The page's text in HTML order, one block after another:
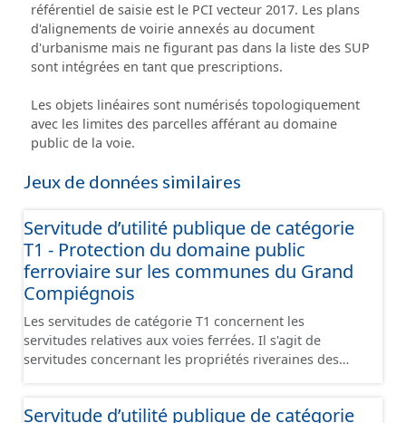
référentiel de saisie est le PCI vecteur 2017. Les plans
d'alignements de voirie annexés au document
d'urbanisme mais ne figurant pas dans la liste des SUP
sont intégrées en tant que prescriptions.
Les objets linéaires sont numérisés topologiquement
avec les limites des parcelles afférant au domaine
public de la voie.
Jeux de données similaires
Servitude d’utilité publique de catégorie
T1 - Protection du domaine public
ferroviaire sur les communes du Grand
Compiégnois
Les servitudes de catégorie T1 concernent les
servitudes relatives aux voies ferrées. Il s'agit de
servitudes concernant les propriétés riveraines des
fer et par l'article 6 du décret du 30 octobre 1935
Servitude d’utilité publique de catégorie